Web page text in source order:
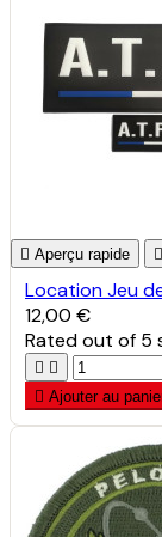
 Aperçu rapide 
Location Jeu
12,00 €
Ratedout of 5
 
 Ajouter au